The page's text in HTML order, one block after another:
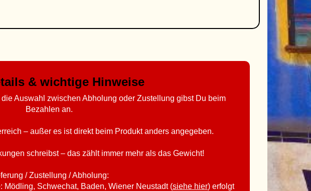
& wichtige Hinweise
Auswahl zwischen Abholung oder Zustellung gibst Du beim
Bezahlen an.
– außer es ist direkt beim Produkt anders angegeben.
schreibst – das zählt immer mehr als das Gewicht!
/ Zustellung / Abholung:
Mödling, Schwechat, Baden, Wiener Neustadt (siehe hier) erfolgt